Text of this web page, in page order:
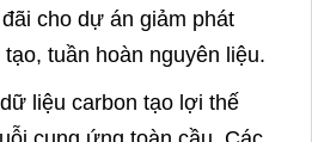
cho dự án giảm phát
tuần hoàn nguyên liệu.
liệu carbon tạo lợi thế